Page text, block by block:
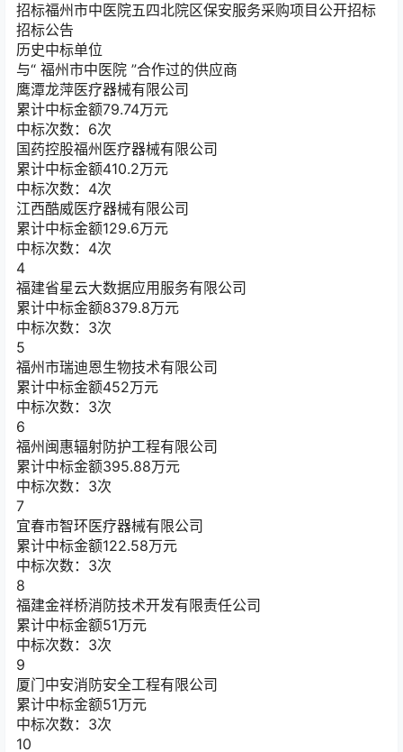
招标福州市中医院五四北院区保安服务采购项目公开招标
招标公告
历史中标单位
与“ 福州市中医院 ”合作过的供应商
鹰潭龙萍医疗器械有限公司
累计中标金额79.74万元
中标次数：6次
国药控股福州医疗器械有限公司
累计中标金额410.2万元
中标次数：4次
江西酷威医疗器械有限公司
累计中标金额129.6万元
中标次数：4次
4
福建省星云大数据应用服务有限公司
累计中标金额8379.8万元
中标次数：3次
5
福州市瑞迪恩生物技术有限公司
累计中标金额452万元
中标次数：3次
6
福州闽惠辐射防护工程有限公司
累计中标金额395.88万元
中标次数：3次
7
宜春市智环医疗器械有限公司
累计中标金额122.58万元
中标次数：3次
8
福建金祥桥消防技术开发有限责任公司
累计中标金额51万元
中标次数：3次
9
厦门中安消防安全工程有限公司
累计中标金额51万元
中标次数：3次
10